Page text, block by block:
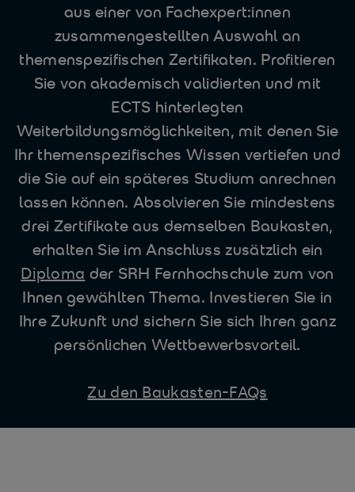
aus einer von Fachexpert:innen
zusammengestellten Auswahl an
themenspezifischen Zertifikaten. Profitieren
Sie von akademisch validierten und mit
ECTS hinterlegten
Weiterbildungsmöglichkeiten, mit denen Sie
Ihr themenspezifisches Wissen vertiefen und
die Sie auf ein späteres Studium anrechnen
lassen können. Absolvieren Sie mindestens
drei Zertifikate aus demselben Baukasten,
erhalten Sie im Anschluss zusätzlich ein
Diploma der SRH Fernhochschule zum von
Ihnen gewählten Thema. Investieren Sie in
Ihre Zukunft und sichern Sie sich Ihren ganz
persönlichen Wettbewerbsvorteil.
Zu den Baukasten-FAQs